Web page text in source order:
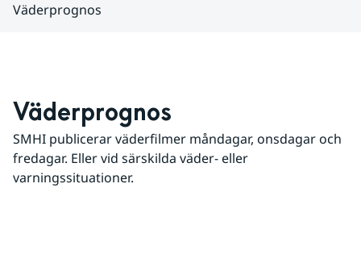
Väderprognos
Väderprognos
SMHI publicerar väderfilmer måndagar, onsdagar och
fredagar. Eller vid särskilda väder- eller
varningssituationer.